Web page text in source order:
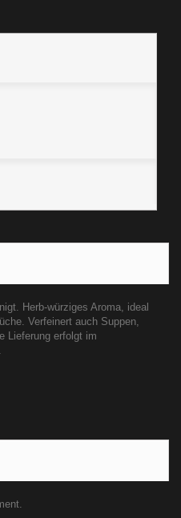
Herb-würziges Aroma, ideal
Verfeinert auch Suppen,
Lieferung erfolgt im